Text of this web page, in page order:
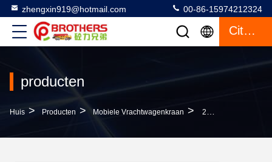
zhengxin919@hotmail.com 00-86-15974212324
Citaat
producten
Huis > Producten > Mobiele Vrachtwagenkraan > 25 Ton Telescopische Kraan Voor Bouwmachines